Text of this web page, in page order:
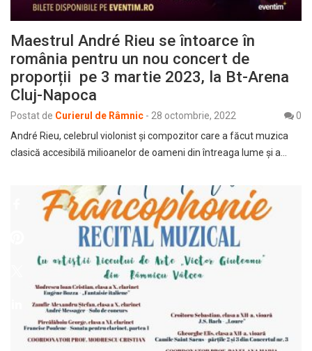
Maestrul André Rieu se întoarce în
românia pentru un nou concert de
proporții pe 3 martie 2023, la Bt-Arena
Cluj-Napoca
Postat de Curierul de Râmnic - 28 octombrie, 2022
0
André Rieu, celebrul violonist și compozitor care a făcut muzica
clasică accesibilă milioanelor de oameni din întreaga lume și a…